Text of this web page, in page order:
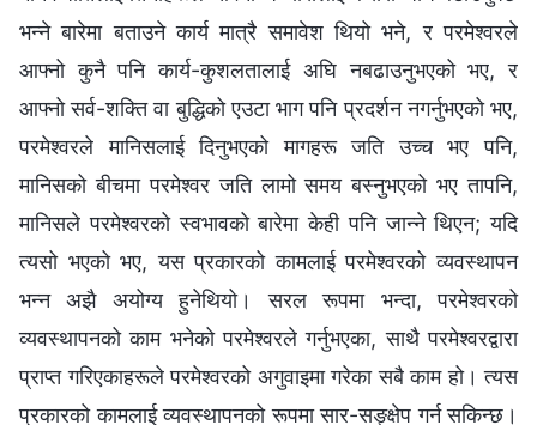
भन्‍ने बारेमा बताउने कार्य मात्रै समावेश थियो भने, र परमेश्‍वरले
आफ्‍नो कुनै पनि कार्य-कुशलतालाई अघि नबढाउनुभएको भए, र
आफ्‍नो सर्व-शक्ति वा बुद्धिको एउटा भाग पनि प्रदर्शन नगर्नुभएको भए,
परमेश्‍वरले मानिसलाई दिनुभएको मागहरू जति उच्‍च भए पनि,
मानिसको बीचमा परमेश्‍वर जति लामो समय बस्‍नुभएको भए तापनि,
मानिसले परमेश्‍वरको स्वभावको बारेमा केही पनि जान्‍ने थिएन; यदि
त्यसो भएको भए, यस प्रकारको कामलाई परमेश्‍वरको व्यवस्थापन
भन्‍न अझै अयोग्य हुनेथियो। सरल रूपमा भन्दा, परमेश्‍वरको
व्यवस्थापनको काम भनेको परमेश्‍वरले गर्नुभएका, साथै परमेश्‍वरद्वारा
प्राप्त गरिएकाहरूले परमेश्‍वरको अगुवाइमा गरेका सबै काम हो। त्यस
प्रकारको कामलाई व्यवस्थापनको रूपमा सार-सङ्क्षेप गर्न सकिन्छ।